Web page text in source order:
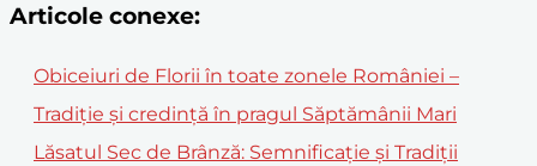
Articole conexe:
Obiceiuri de Florii în toate zonele României –
Tradiție și credință în pragul Săptămânii Mari
Lăsatul Sec de Brânză: Semnificație și Tradiții